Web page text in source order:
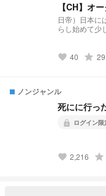
【CH】オ
日帝）日本には…手を出すな
らし始めて少し経ってから 皆
favorite 40 grade 29
ノンジャンル
死にに行っ
lock ログイン限
favorite 2,216 grade